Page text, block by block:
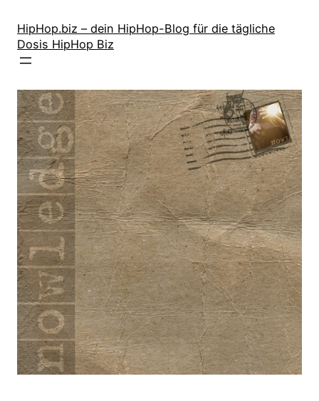
Inhalt
springen
HipHop.biz – dein HipHop-Blog für die tägliche
Dosis HipHop Biz